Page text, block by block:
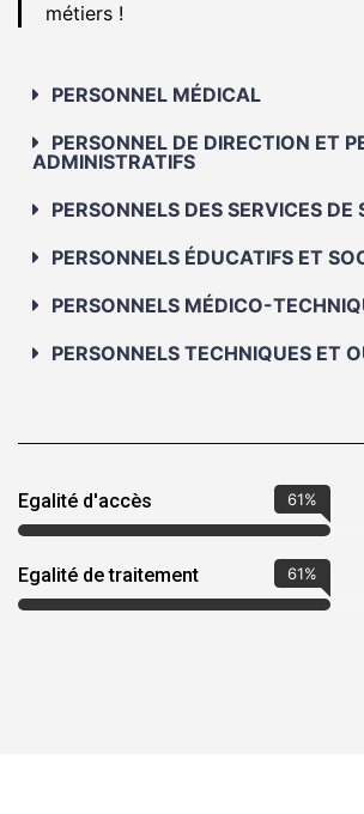
métiers !
PERSONNEL MÉDICAL
PERSONNEL DE DIRECTION ET
ADMINISTRATIFS
PERSONNELS DES SERVICES DE
PERSONNELS ÉDUCATIFS ET
PERSONNELS MÉDICO-
PERSONNELS TECHNIQUES ET
Egalité d'accès
Egalité de traitement